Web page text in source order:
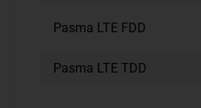
Pasma LTE FDD
Pasma LTE TDD